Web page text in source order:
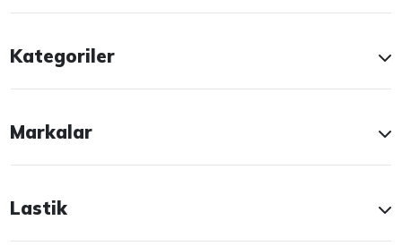
Kategoriler
Markalar
Lastik